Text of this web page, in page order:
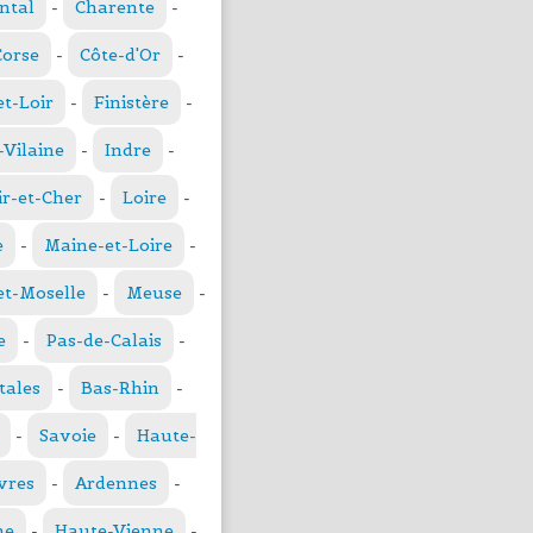
- Charente -
- Côte-d'Or -
Loir - Finistère -
- Indre -
et-Cher - Loire -
- Maine-et-Loire -
Moselle - Meuse -
- Pas-de-Calais -
- Bas-Rhin -
- Savoie - Haute-
- Ardennes -